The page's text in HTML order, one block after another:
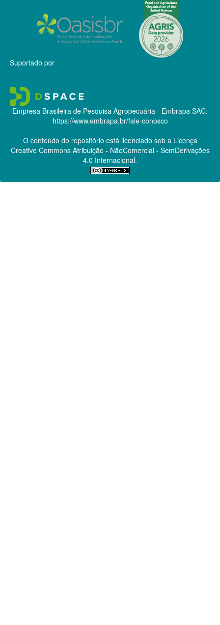
Suportado por
Empresa Brasileira de Pesquisa Agropecuária - Embrapa SAC:
https://www.embrapa.br/fale-conosco
O conteúdo do repositório está licenciado sob a Licença
Creative CommonsAtribuição - NãoComercial - SemDerivações
4.0 Internacional.